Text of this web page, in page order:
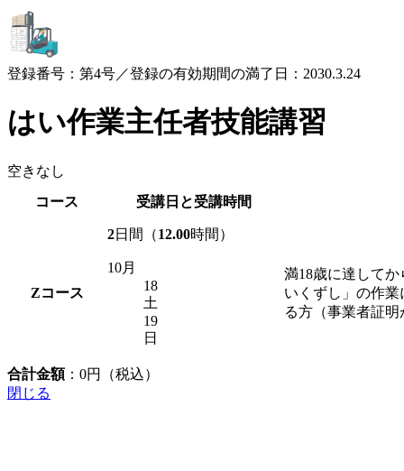
登録番号：第4号／登録の有効期間の満了日：2030.3.24
はい作業主任者技能講習
空きなし
コース
受講日と受講時間
Zコース
2日間（12.00時間）
10月
18
土
19
日
満18歳に達して
いくずし」の作
る方（事業者証明
合計金額： 0円（税込）
閉じる